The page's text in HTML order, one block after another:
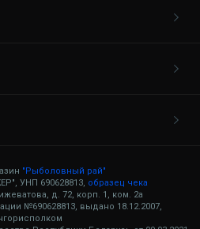
"Рыболовный рай"
УНП 690628813, образец чека
д. 72, корп. 1, ком. 2а
№690628813, выдано 18.12.2007,